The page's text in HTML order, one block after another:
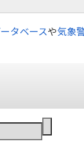
タベースや気象